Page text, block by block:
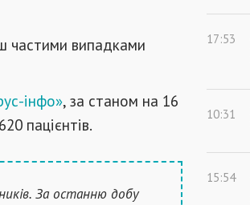
частими випадками
інфо», за станом на 16
пацієнтів.
За останню добу
17:53
10:31
15:54